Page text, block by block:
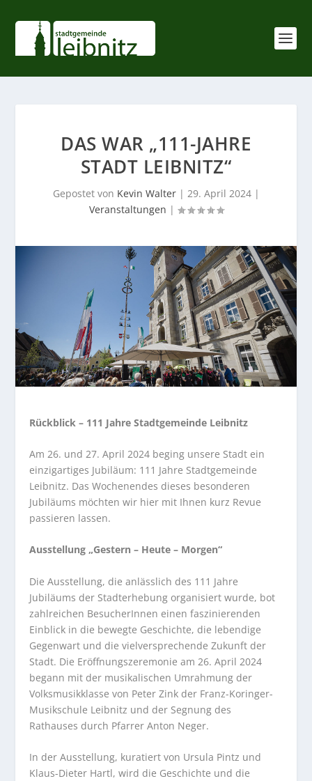
DAS WAR „111-JAHRE
STADT LEIBNITZ“
Gepostet von Kevin Walter| 29. April 2024|
Veranstaltungen |
Rückblick – 111 Jahre Stadtgemeinde Leibnitz
Am 26. und 27. April 2024 beging unsere Stadt ein
einzigartiges Jubiläum: 111 Jahre Stadtgemeinde
Leibnitz. Das Wochenendes dieses besonderen
Jubiläums möchten wir hier mit Ihnen kurz Revue
passieren lassen.
Ausstellung „Gestern – Heute – Morgen“
Die Ausstellung, die anlässlich des 111 Jahre
Jubiläums der Stadterhebung organisiert wurde, bot
zahlreichen BesucherInnen einen faszinierenden
Einblick in die bewegte Geschichte, die lebendige
Gegenwart und die vielversprechende Zukunft der
Stadt. Die Eröffnungszeremonie am 26. April 2024
begann mit der musikalischen Umrahmung der
Volksmusikklasse von Peter Zink der Franz-Koringer-
Musikschule Leibnitz und der Segnung des
Rathauses durch Pfarrer Anton Neger.
In der Ausstellung, kuratiert von Ursula Pintz und
Klaus-Dieter Hartl, wird die Geschichte und die